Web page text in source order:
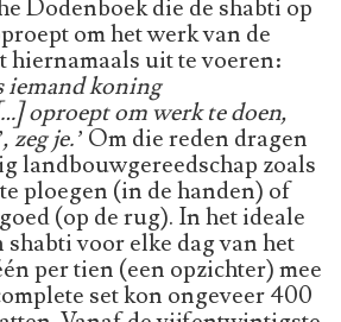
Dodenboek die de shabti op
om het werk van de
hiernamaals uit te voeren:
iemand koning
oproept om werk te doen,
je.’ Om die reden dragen
landbouwgereedschap zoals
ploegen (in de handen) of
(op de rug). In het ideale
shabti voor elke dag van het
per tien (een opzichter) mee
set kon ongeveer 400